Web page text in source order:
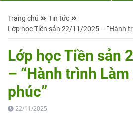
Trang chủ
Tin tức
Lớp học Tiền sản 22/11/2025 – “Hành
Lớp học Tiền sản
– “Hành trình
phúc”
22/11/2025